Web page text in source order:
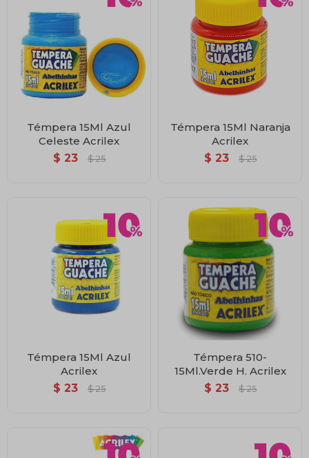
Témpera 15Ml Azul
Celeste Acrilex
$ 23 $ 25
Témpera 15Ml Naranja
Acrilex
$ 23 $ 25
Témpera 15Ml Azul
Acrilex
$ 23 $ 25
Témpera 510-
15Ml.Verde H. Acrilex
$ 23 $ 25